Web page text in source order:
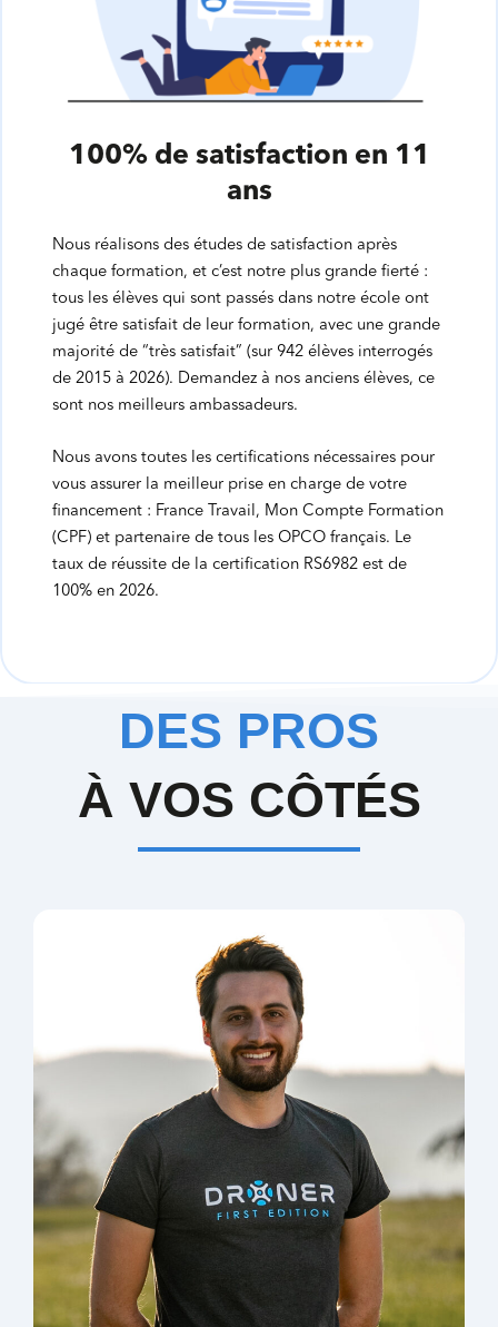
100% de satisfaction en 11
ans
Nous réalisons des études de satisfaction après
chaque formation, et c’est notre plus grande fierté :
tous les élèves qui sont passés dans notre école ont
jugé être satisfait de leur formation, avec une grande
majorité de “très satisfait” (sur 942 élèves interrogés
de 2015 à 2026). Demandez à nos anciens élèves, ce
sont nos meilleurs ambassadeurs.
Nous avons toutes les certifications nécessaires pour
vous assurer la meilleur prise en charge de votre
financement : France Travail, Mon Compte Formation
(CPF) et partenaire de tous les OPCO français. Le
taux de réussite de la certification RS6982 est de
100% en 2026.
DES PROS
À VOS CÔTÉS